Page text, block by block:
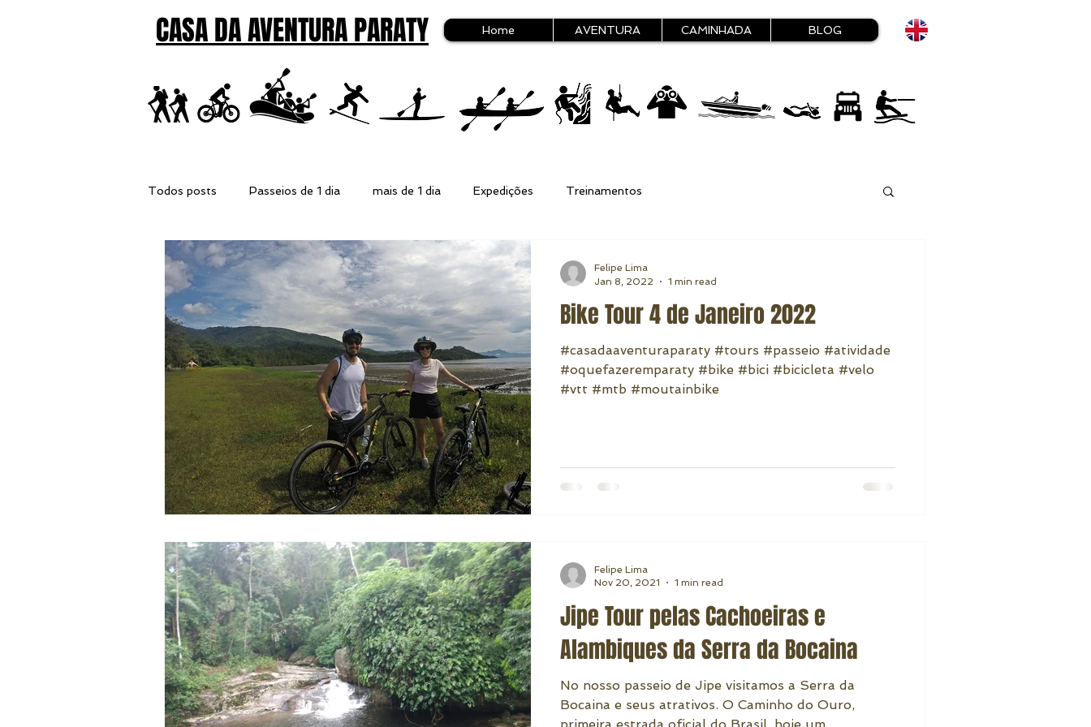
CASA DA AVENTURA PARATY Home AVENTURA CAMINHADA BLOG
Todos posts Passeios de 1 dia mais de 1 dia Expedições Treinamentos
Bike Tour 4 de Janeiro 2022
#casadaaventuraparaty #tours #passeio #atividade
#oquefazeremparaty #bike #bici #bicicleta #velo
#vtt #mtb #moutainbike
Felipe Lima
Jan 8, 2022
1 min read
Jipe Tour pelas Cachoeiras e
Alambiques da Serra da Bocaina
No nosso passeio de Jipe visitamos a Serra da
Bocaina e seus atrativos. O Caminho do Ouro,
Felipe Lima
Nov 20, 2021
1 min read